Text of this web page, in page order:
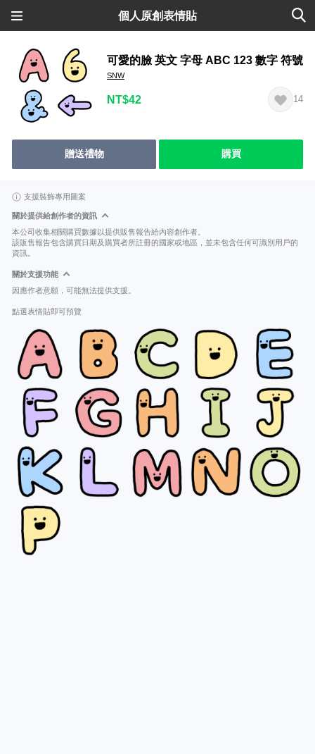
個人原創表情貼
可愛的臉 英文 字母 ABC 123 數字 符號
SNW
NT$42 14
贈送禮物 購買
支援裝飾專用圖案
關於提供給創作者的資訊
本公司收集相關購買數據以提供販售報告給內容創作者。
該販售報告包含購買日期及購買者所註冊的國家或地區，並未包含任何可識別用戶的
資訊。
關於支援功能
因應作者意願，可能無法提供支援。
點選表情貼即可預覽